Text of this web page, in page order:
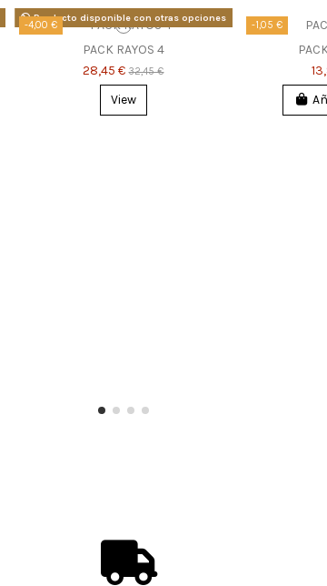
-4,00 €
Producto disponible con otras opciones
PACK RAYOS 4
28,45 €32,45 €
View
-1,05 €